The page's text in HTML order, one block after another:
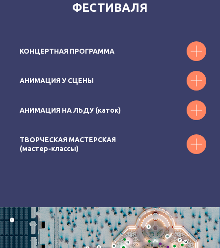
ФЕСТИВАЛЯ
КОНЦЕРТНАЯ ПРОГРАММА
АНИМАЦИЯ У СЦЕНЫ
АНИМАЦИЯ НА ЛЬДУ (каток)
ТВОРЧЕСКАЯ МАСТЕРСКАЯ
(мастер-классы)